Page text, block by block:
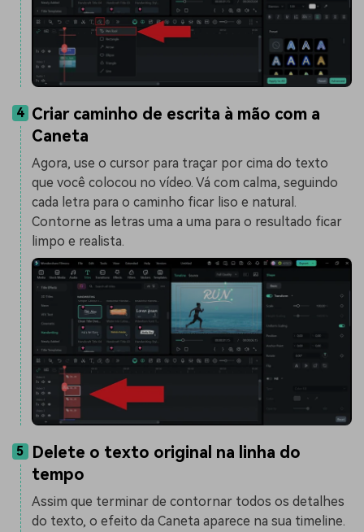
4 Criar caminho de escrita à mão com a
Caneta
Agora, use o cursor para traçar por cima do texto
que você colocou no vídeo. Vá com calma, seguindo
cada letra para o caminho ficar liso e natural.
Contorne as letras uma a uma para o resultado ficar
limpo e realista.
5
Delete o texto original na linha do
tempo
Assim que terminar de contornar todos os detalhes
do texto, o efeito da Caneta aparece na sua timeline.